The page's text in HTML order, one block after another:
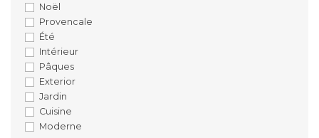
Noël
Provencale
Été
Intérieur
Pâques
Exterior
Jardin
Cuisine
Moderne